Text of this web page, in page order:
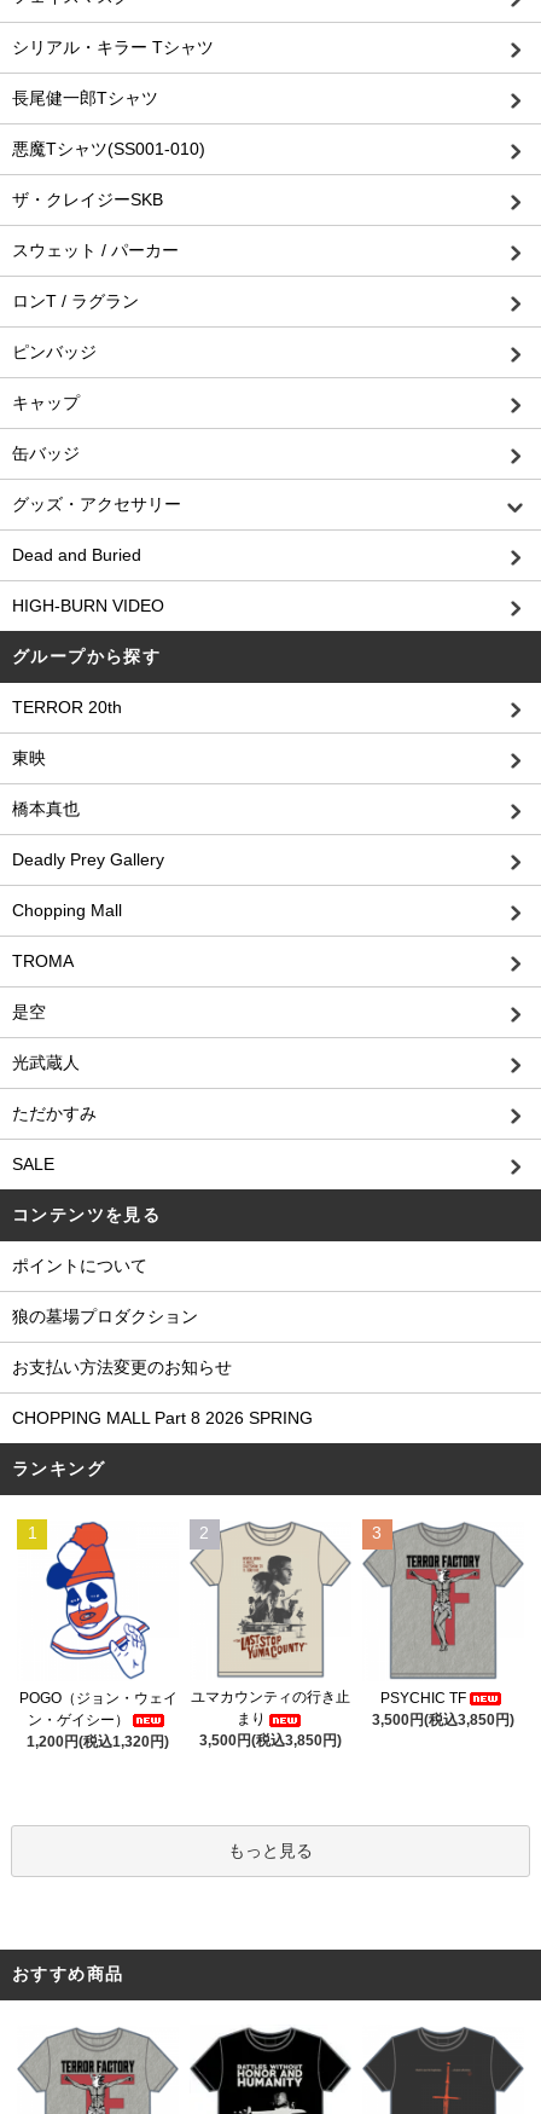
シリアル・キラー Tシャツ
長尾健一郎Tシャツ
悪魔Tシャツ(SS001-010)
ザ・クレイジーSKB
スウェット / パーカー
ロンT / ラグラン
ピンバッジ
キャップ
缶バッジ
グッズ・アクセサリー
Dead and Buried
HIGH-BURN VIDEO
グループから探す
TERROR 20th
東映
橋本真也
Deadly Prey Gallery
Chopping Mall
TROMA
是空
光武蔵人
ただかすみ
SALE
コンテンツを見る
ポイントについて
狼の墓場プロダクション
お支払い方法変更のお知らせ
CHOPPING MALL Part 8 2026 SPRING
ランキング
1
POGO（ジョン・ウェイ
ン・ゲイシー）
1,200円(税込1,320円)
2
ユマカウンティの行き止
まり
3,500円(税込3,850円)
3
PSYCHIC TF
3,500円(税込3,850円)
もっと見る
おすすめ商品